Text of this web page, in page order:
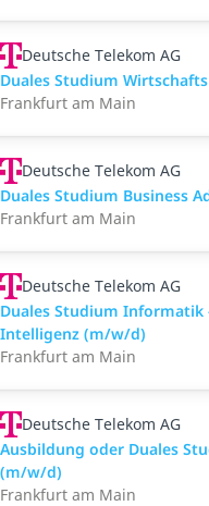
Deutsche Telekom AG
Duales Studium
Frankfurt am Main
Deutsche Telekom AG
Duales Studium Business
Frankfurt am Main
Deutsche Telekom AG
Duales Studium
Intelligenz (m/w/d)
Frankfurt am Main
Deutsche Telekom AG
Ausbildung oder Duales
(m/w/d)
Frankfurt am Main